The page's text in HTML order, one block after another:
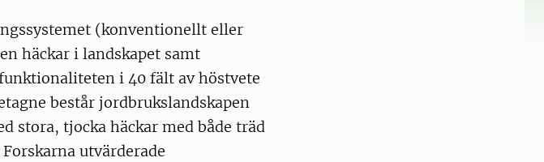
(konventionellt eller
häckar i landskapet samt
i 40 fält av höstvete
består jordbrukslandskapen
stora, tjocka häckar med både träd
utvärderade